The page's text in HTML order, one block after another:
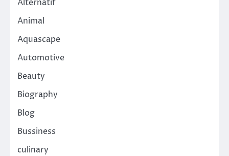
Alternatif
Animal
Aquascape
Automotive
Beauty
Biography
Blog
Bussiness
culinary